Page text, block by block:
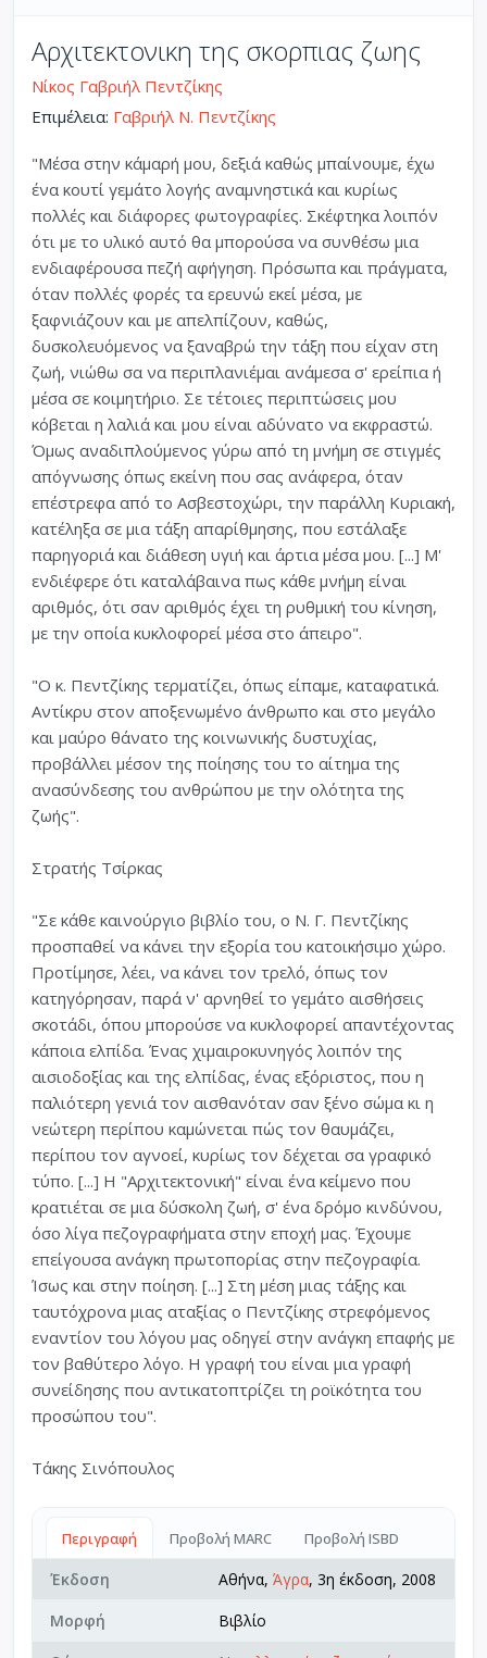
Αρχιτεκτονικη της σκορπιας ζωης
Νίκος Γαβριήλ Πεντζίκης
Επιμέλεια: Γαβριήλ Ν. Πεντζίκης
"Μέσα στην κάμαρή μου, δεξιά καθώς μπαίνουμε, έχω
ένα κουτί γεμάτο λογής αναμνηστικά και κυρίως
πολλές και διάφορες φωτογραφίες. Σκέφτηκα λοιπόν
ότι με το υλικό αυτό θα μπορούσα να συνθέσω μια
ενδιαφέρουσα πεζή αφήγηση. Πρόσωπα και πράγματα,
όταν πολλές φορές τα ερευνώ εκεί μέσα, με
ξαφνιάζουν και με απελπίζουν, καθώς,
δυσκολευόμενος να ξαναβρώ την τάξη που είχαν στη
ζωή, νιώθω σα να περιπλανιέμαι ανάμεσα σ' ερείπια ή
μέσα σε κοιμητήριο. Σε τέτοιες περιπτώσεις μου
κόβεται η λαλιά και μου είναι αδύνατο να εκφραστώ.
Όμως αναδιπλούμενος γύρω από τη μνήμη σε στιγμές
απόγνωσης όπως εκείνη που σας ανάφερα, όταν
επέστρεφα από το Ασβεστοχώρι, την παράλλη Κυριακή,
κατέληξα σε μια τάξη απαρίθμησης, που εστάλαξε
παρηγοριά και διάθεση υγιή και άρτια μέσα μου. [...] Μ'
ενδιέφερε ότι καταλάβαινα πως κάθε μνήμη είναι
αριθμός, ότι σαν αριθμός έχει τη ρυθμική του κίνηση,
με την οποία κυκλοφορεί μέσα στο άπειρο".
"Ο κ. Πεντζίκης τερματίζει, όπως είπαμε, καταφατικά.
Αντίκρυ στον αποξενωμένο άνθρωπο και στο μεγάλο
και μαύρο θάνατο της κοινωνικής δυστυχίας,
προβάλλει μέσον της ποίησης του το αίτημα της
ανασύνδεσης του ανθρώπου με την ολότητα της
ζωής".
Στρατής Τσίρκας
"Σε κάθε καινούργιο βιβλίο του, ο Ν. Γ. Πεντζίκης
προσπαθεί να κάνει την εξορία του κατοικήσιμο χώρο.
Προτίμησε, λέει, να κάνει τον τρελό, όπως τον
κατηγόρησαν, παρά ν' αρνηθεί το γεμάτο αισθήσεις
σκοτάδι, όπου μπορούσε να κυκλοφορεί απαντέχοντας
κάποια ελπίδα. Ένας χιμαιροκυνηγός λοιπόν της
αισιοδοξίας και της ελπίδας, ένας εξόριστος, που η
παλιότερη γενιά τον αισθανόταν σαν ξένο σώμα κι η
νεώτερη περίπου καμώνεται πώς τον θαυμάζει,
περίπου τον αγνοεί, κυρίως τον δέχεται σα γραφικό
τύπο. [...] Η "Αρχιτεκτονική" είναι ένα κείμενο που
κρατιέται σε μια δύσκολη ζωή, σ' ένα δρόμο κινδύνου,
όσο λίγα πεζογραφήματα στην εποχή μας. Έχουμε
επείγουσα ανάγκη πρωτοπορίας στην πεζογραφία.
Ίσως και στην ποίηση. [...] Στη μέση μιας τάξης και
ταυτόχρονα μιας αταξίας ο Πεντζίκης στρεφόμενος
εναντίον του λόγου μας οδηγεί στην ανάγκη επαφής με
τον βαθύτερο λόγο. Η γραφή του είναι μια γραφή
συνείδησης που αντικατοπτρίζει τη ροϊκότητα του
προσώπου του".
Τάκης Σινόπουλος
Περιγραφή Προβολή MARC Προβολή ISBD
Έκδοση Αθήνα, Άγρα, 3η έκδοση, 2008
Μορφή
Βιβλίο